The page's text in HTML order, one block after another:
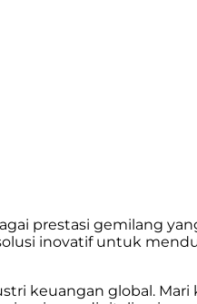
prestasi gemilang
inovatif untuk
keuangan global. Mari